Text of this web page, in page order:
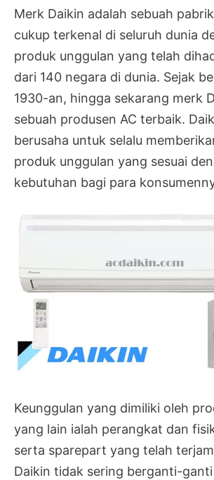
Merk Daikin adalah sebuah
cukup terkenal di seluruh dunia
produk unggulan yang telah
dari 140 negara di dunia. Sejak
1930-an, hingga sekarang merk
sebuah produsen AC terbaik.
berusaha untuk selalu
produk unggulan yang sesuai
kebutuhan bagi para
Keunggulan yang dimiliki oleh
yang lain ialah perangkat dan
serta sparepart yang telah
Daikin tidak sering berganti-ganti